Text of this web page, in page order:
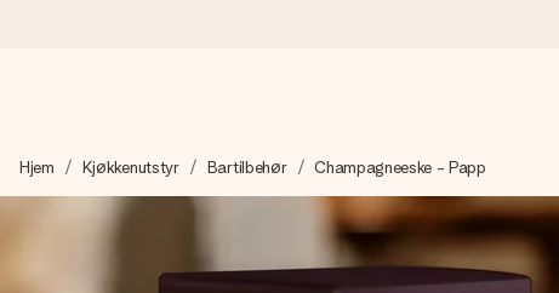
Vi lager dine gaver med omtanke og sender den avgårde så
4,5 (basert på +15 000 anmeldelser)
Hjem Kjøkkenutstyr Bartilbehør Champagneeske - Papp